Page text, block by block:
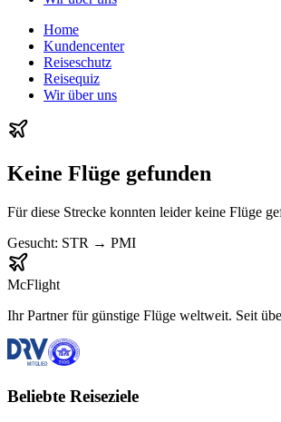
Home
Kundencenter
Reiseschutz
Reisequiz
Wir über uns
Keine Flüge gefunden
Für diese Strecke konnten leider keine Flüge
Gesucht: STR → PMI
McFlight
Ihr Partner für günstige Flüge weltweit. Seit
Beliebte Reiseziele